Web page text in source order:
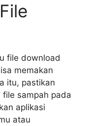
file download
memakan
itu, pastikan
sampah pada
aplikasi
atau